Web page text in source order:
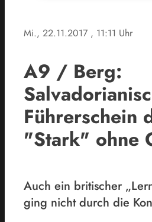
Mi., 22.11.2017 , 11:11 Uhr
A9 / Berg:
Führerschein
"Stark" ohne
Auch ein britischer
ging nicht durch die